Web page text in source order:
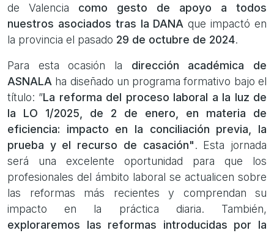
de Valencia como gesto de apoyo a todos
nuestros asociados tras la DANA que impactó en
la provincia el pasado 29 de octubre de 2024.
Para esta ocasión la dirección académica de
ASNALA ha diseñado un programa formativo bajo el
título: ”La reforma del proceso laboral a la luz de
la LO 1/2025, de 2 de enero, en materia de
eficiencia: impacto en la conciliación previa, la
prueba y el recurso de casación". Esta jornada
será una excelente oportunidad para que los
profesionales del ámbito laboral se actualicen sobre
las reformas más recientes y comprendan su
impacto en la práctica diaria. También,
exploraremos las reformas introducidas por la